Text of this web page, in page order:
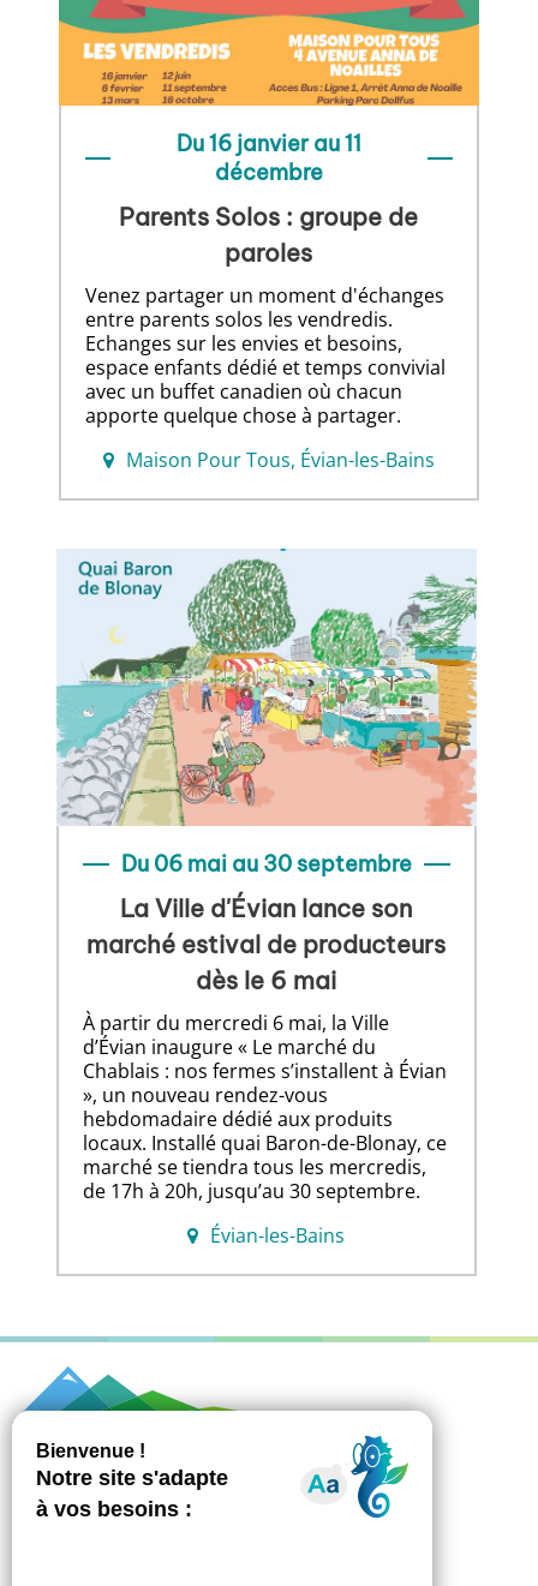
Du 16 janvier au 11
décembre
Parents Solos : groupe de
paroles
Venez partager un moment d'échanges
entre parents solos les vendredis.
Echanges sur les envies et besoins,
espace enfants dédié et temps convivial
avec un buffet canadien où chacun
apporte quelque chose à partager.
Maison Pour Tous, Évian-les-Bains
Du 06 mai au 30 septembre
La Ville d'Évian lance son
marché estival de producteurs
dès le 6 mai
À partir du mercredi 6 mai, la Ville
d’Évian inaugure « Le marché du
Chablais : nos fermes s’installent à Évian
», un nouveau rendez-vous
hebdomadaire dédié aux produits
locaux. Installé quai Baron-de-Blonay, ce
marché se tiendra tous les mercredis,
de 17h à 20h, jusqu’au 30 septembre.
Évian-les-Bains
851 avenue des Rives du Léman - CS 10084